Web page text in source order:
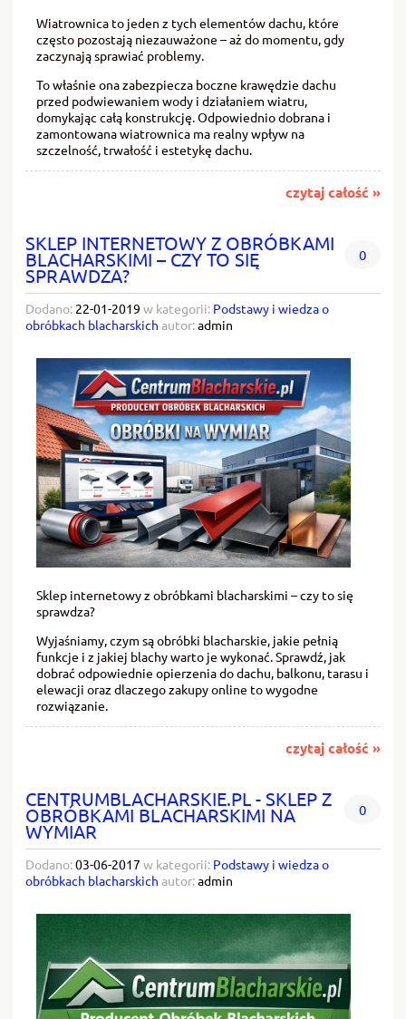
Wiatrownica to jeden z tych elementów dachu, które
często pozostają niezauważone – aż do momentu, gdy
zaczynają sprawiać problemy.
To właśnie ona zabezpiecza boczne krawędzie dachu
przed podwiewaniem wody i działaniem wiatru,
domykając całą konstrukcję. Odpowiednio dobrana i
zamontowana wiatrownica ma realny wpływ na
szczelność, trwałość i estetykę dachu.
czytaj całość »
SKLEP INTERNETOWY Z OBRÓBKAMI
BLACHARSKIMI – CZY TO SIĘ
SPRAWDZA?
0
Dodano: 22-01-2019 w kategorii: Podstawy i wiedza o
obróbkach blacharskich autor:admin
Sklep internetowy z obróbkami blacharskimi – czy to się
sprawdza?
Wyjaśniamy, czym są obróbki blacharskie, jakie pełnią
funkcje i z jakiej blachy warto je wykonać. Sprawdź, jak
dobrać odpowiednie opierzenia do dachu, balkonu, tarasu i
elewacji oraz dlaczego zakupy online to wygodne
rozwiązanie.
czytaj całość »
CENTRUMBLACHARSKIE.PL - SKLEP Z
OBRÓBKAMI BLACHARSKIMI NA
WYMIAR
0
Dodano:03-06-2017 w kategorii: Podstawy i wiedza o
obróbkach blacharskich autor:admin